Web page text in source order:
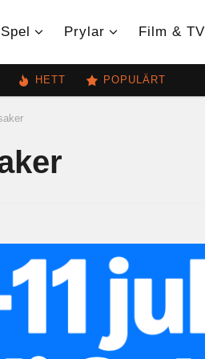
Spel Prylar Film & TV
HETT POPULÄRT